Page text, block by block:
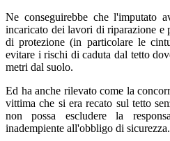
Ne conseguirebbe che l'imputato
incaricato dei lavori di riparazione e
di protezione (in particolare le
evitare i rischi di caduta dal tetto
metri dal suolo.
Ed ha anche rilevato come la
vittima che si era recato sul tetto
non possa escludere la
inadempiente all'obbligo di sicurezza.